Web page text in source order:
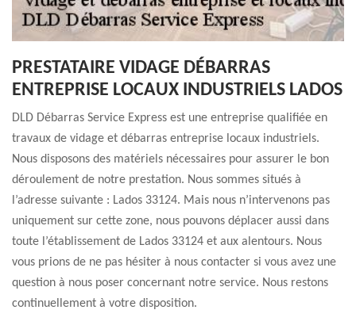
PRESTATAIRE VIDAGE DÉBARRAS
ENTREPRISE LOCAUX INDUSTRIELS LADOS
DLD Débarras Service Express est une entreprise qualifiée en
travaux de vidage et débarras entreprise locaux industriels.
Nous disposons des matériels nécessaires pour assurer le bon
déroulement de notre prestation. Nous sommes situés à
l’adresse suivante : Lados 33124. Mais nous n’intervenons pas
uniquement sur cette zone, nous pouvons déplacer aussi dans
toute l’établissement de Lados 33124 et aux alentours. Nous
vous prions de ne pas hésiter à nous contacter si vous avez une
question à nous poser concernant notre service. Nous restons
continuellement à votre disposition.